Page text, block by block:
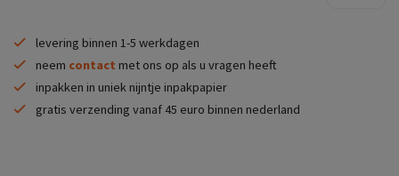
levering binnen 1-5 werkdagen
neem contact met ons op als u vragen heeft
inpakken in uniek nijntje inpakpapier
gratis verzending vanaf 45 euro binnen nederland